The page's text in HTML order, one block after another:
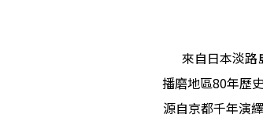
來自日本淡路
播磨地區80年歷
源自京都千年演